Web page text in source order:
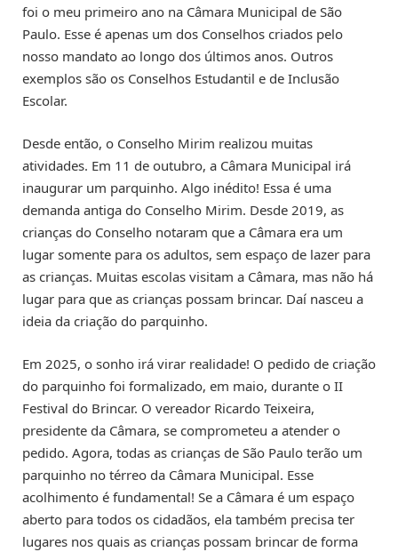
foi o meu primeiro ano na Câmara Municipal de São
Paulo. Esse é apenas um dos Conselhos criados pelo
nosso mandato ao longo dos últimos anos. Outros
exemplos são os Conselhos Estudantil e de Inclusão
Escolar.
Desde então, o Conselho Mirim realizou muitas
atividades. Em 11 de outubro, a Câmara Municipal irá
inaugurar um parquinho. Algo inédito! Essa é uma
demanda antiga do Conselho Mirim. Desde 2019, as
crianças do Conselho notaram que a Câmara era um
lugar somente para os adultos, sem espaço de lazer para
as crianças. Muitas escolas visitam a Câmara, mas não há
lugar para que as crianças possam brincar. Daí nasceu a
ideia da criação do parquinho.
Em 2025, o sonho irá virar realidade! O pedido de criação
do parquinho foi formalizado, em maio, durante o II
Festival do Brincar. O vereador Ricardo Teixeira,
presidente da Câmara, se comprometeu a atender o
pedido. Agora, todas as crianças de São Paulo terão um
parquinho no térreo da Câmara Municipal. Esse
acolhimento é fundamental! Se a Câmara é um espaço
aberto para todos os cidadãos, ela também precisa ter
lugares nos quais as crianças possam brincar de forma